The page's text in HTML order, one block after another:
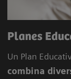
Planes
Un Plan
combina